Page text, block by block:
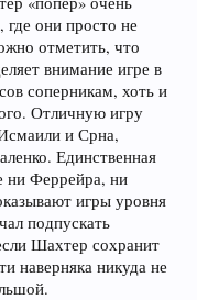
они просто не
отметить, что
внимание игре в
соперникам, хоть и
Отличную игру
и Срна,
Единственная
ни Феррейра, ни
игры уровня
подпускать
Шахтер сохранит
наверняка никуда не